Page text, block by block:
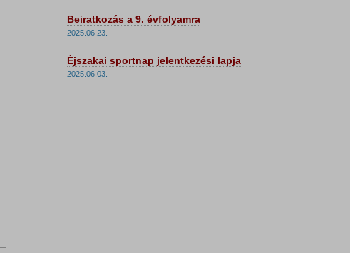
Beiratkozás a 9. évfolyamra
2025.06.23.
Éjszakai sportnap jelentkezési lapja
2025.06.03.